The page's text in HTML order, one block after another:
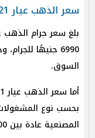
سعر الذهب عيار 21 اليوم
6990 جنيهًا
السوق.
بحسب نوع
المصنعية عادة بين 100 و200 جنيه للجرام.